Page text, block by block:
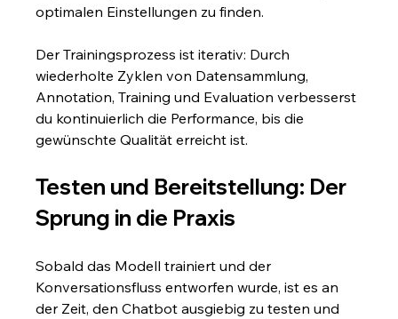
optimalen Einstellungen zu finden.
Der Trainingsprozess ist iterativ: Durch
wiederholte Zyklen von Datensammlung,
Annotation, Training und Evaluation verbesserst
du kontinuierlich die Performance, bis die
gewünschte Qualität erreicht ist.
Testen und Bereitstellung: Der
Sprung in die Praxis
Sobald das Modell trainiert und der
Konversationsfluss entworfen wurde, ist es an
der Zeit, den Chatbot ausgiebig zu testen und